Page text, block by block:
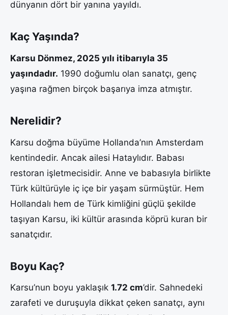
dünyanın dört bir yanına yayıldı.
Kaç Yaşında?
Karsu Dönmez, 2025 yılı itibarıyla 35
yaşındadır. 1990 doğumlu olan sanatçı, genç
yaşına rağmen birçok başarıya imza atmıştır.
Nerelidir?
Karsu doğma büyüme Hollanda’nın Amsterdam
kentindedir. Ancak ailesi Hataylıdır. Babası
restoran işletmecisidir. Anne ve babasıyla birlikte
Türk kültürüyle iç içe bir yaşam sürmüştür. Hem
Hollandalı hem de Türk kimliğini güçlü şekilde
taşıyan Karsu, iki kültür arasında köprü kuran bir
sanatçıdır.
Boyu Kaç?
Karsu’nun boyu yaklaşık 1.72 cm’dir. Sahnedeki
zarafeti ve duruşuyla dikkat çeken sanatçı, aynı